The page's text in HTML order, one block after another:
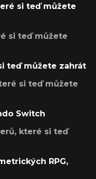
si teď můžete
si teď můžete
teď můžete zahrát
si teď můžete
Switch
které si teď
RPG,